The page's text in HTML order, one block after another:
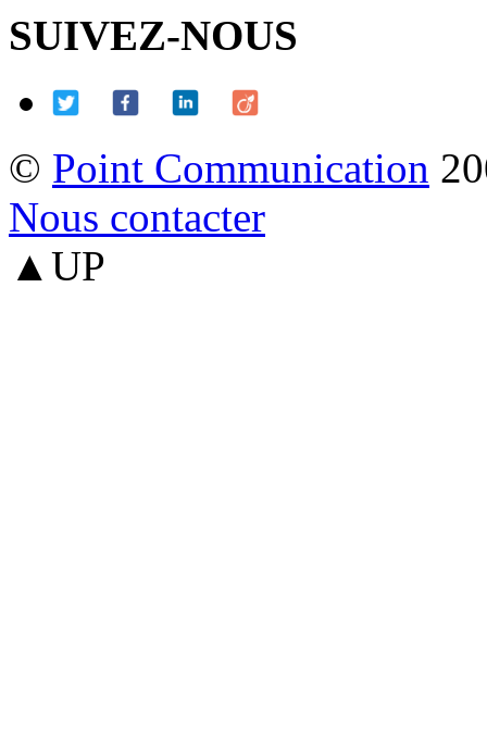
SUIVEZ-NOUS
© Point Communication
Nous contacter
▲UP